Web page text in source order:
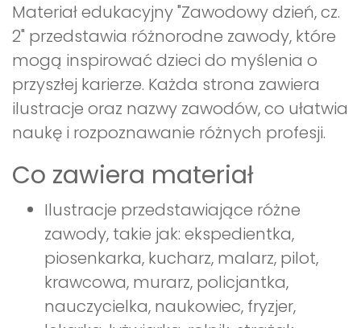
Materiał edukacyjny "Zawodowy dzień, cz.
2" przedstawia różnorodne zawody, które
mogą inspirować dzieci do myślenia o
przyszłej karierze. Każda strona zawiera
ilustracje oraz nazwy zawodów, co ułatwia
naukę i rozpoznawanie różnych profesji.
Co zawiera materiał
Ilustracje przedstawiające różne
zawody, takie jak: ekspedientka,
piosenkarka, kucharz, malarz, pilot,
krawcowa, murarz, policjantka,
nauczycielka, naukowiec, fryzjer,